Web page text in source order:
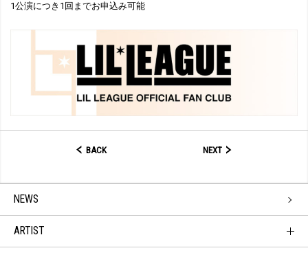
1公演につき1回までお申込み可能
BACK NEXT
NEWS
ARTIST